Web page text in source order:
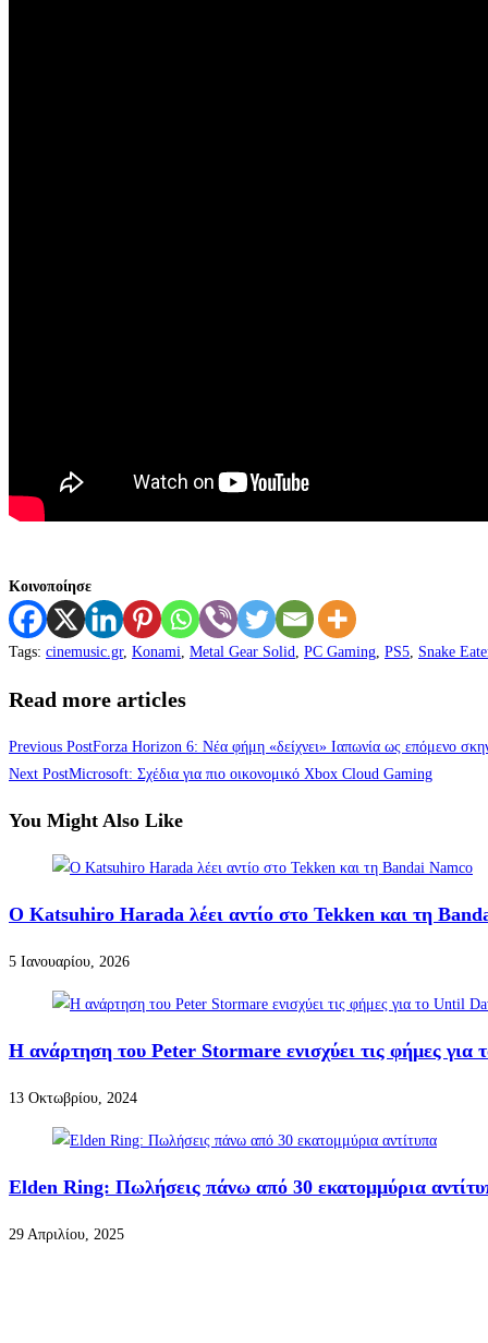
Κοινοποίησε
Tags: cinemusic.gr, Konami, Metal Gear Solid, PC Gaming, PS5, Snake
Read more articles
Previous PostForza Horizon 6: Νέα φήμη «δείχνει» Ιαπωνία ως επόμενο
Next PostMicrosoft: Σχέδια για πιο οικονομικό Xbox Cloud Gaming
You Might Also Like
Ο Katsuhiro Harada λέει αντίο στο Tekken και τη
5 Ιανουαρίου, 2026
Η ανάρτηση του Peter Stormare ενισχύει τις φήμες για
13 Οκτωβρίου, 2024
Elden Ring: Πωλήσεις πάνω από 30 εκατομμύρια
29 Απριλίου, 2025